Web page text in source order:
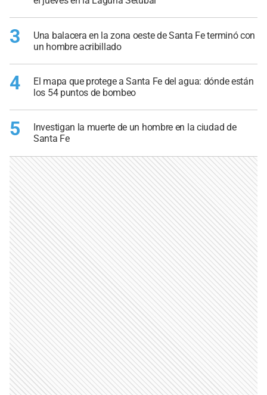
3
Una balacera en la zona oeste de Santa Fe terminó con
un hombre acribillado
4
El mapa que protege a Santa Fe del agua: dónde están
los 54 puntos de bombeo
5
Investigan la muerte de un hombre en la ciudad de
Santa Fe